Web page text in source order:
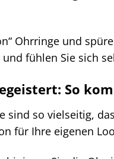
Ohrringe und
fühlen Sie sich
So
sind so vielseitig,
für Ihre eigenen